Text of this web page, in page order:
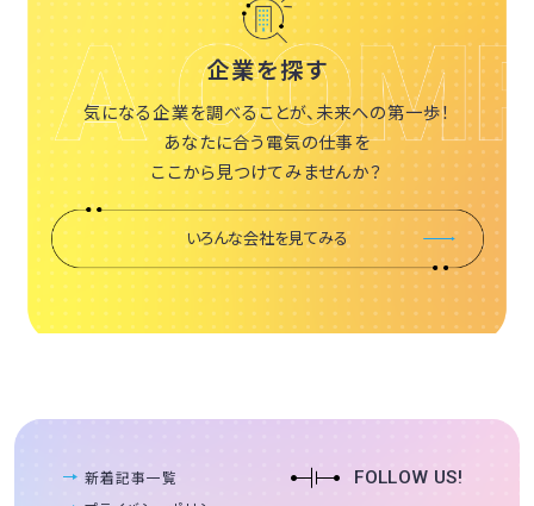
企業を探す
気になる企業を調べることが、未来への第一歩！
あなたに合う電気の仕事を
ここから見つけてみませんか？
いろんな会社を見てみる
新着記事一覧
FOLLOW US!